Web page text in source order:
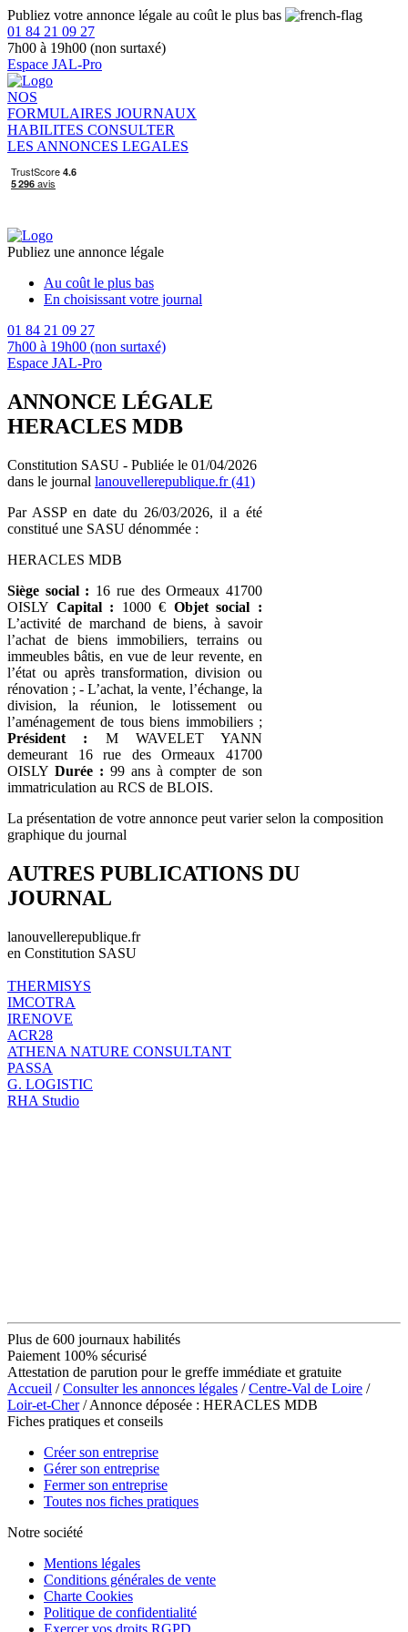
Publiez votre annonce légale au coût le plus bas
01 84 21 09 27
7h00 à 19h00 (non surtaxé)
Espace JAL-Pro
NOS
FORMULAIRES JOURNAUX
HABILITES CONSULTER
LES ANNONCES LEGALES
Publiez une annonce légale
Au coût le plus bas
En choisissant votre journal
01 84 21 09 27
7h00 à 19h00 (non surtaxé)
Espace JAL-Pro
ANNONCE LÉGALE
HERACLES MDB
Constitution SASU - Publiée le 01/04/2026
dans le journal lanouvellerepublique.fr (41)
Par ASSP en date du 26/03/2026, il a été
constitué une SASU dénommée :
HERACLES MDB
Siège social : 16 rue des Ormeaux 41700
OISLY Capital : 1000 € Objet social :
L’activité de marchand de biens, à savoir
l’achat de biens immobiliers, terrains ou
immeubles bâtis, en vue de leur revente, en
l’état ou après transformation, division ou
rénovation ; - L’achat, la vente, l’échange, la
division, la réunion, le lotissement ou
l’aménagement de tous biens immobiliers ;
Président : M WAVELET YANN
demeurant 16 rue des Ormeaux 41700
OISLY Durée : 99 ans à compter de son
immatriculation au RCS de BLOIS.
La présentation de votre annonce peut varier selon la composition
graphique du journal
AUTRES PUBLICATIONS DU
JOURNAL
lanouvellerepublique.fr
en Constitution SASU
THERMISYS
IMCOTRA
IRENOVE
ACR28
ATHENA NATURE CONSULTANT
PASSA
G. LOGISTIC
RHA Studio
Plus de 600 journaux habilités
Paiement 100% sécurisé
Attestation de parution pour le greffe immédiate et gratuite
Accueil /Consulter les annonces légales /Centre-Val de Loire /
Loir-et-Cher/ Annonce déposée : HERACLES MDB
Fiches pratiques et conseils
Créer son entreprise
Gérer son entreprise
Fermer son entreprise
Toutes nos fiches pratiques
Notre société
Mentions légales
Conditions générales de vente
Charte Cookies
Politique de confidentialité
Exercer vos droits RGPD